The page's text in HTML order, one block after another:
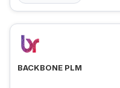
BACKBONE PLM